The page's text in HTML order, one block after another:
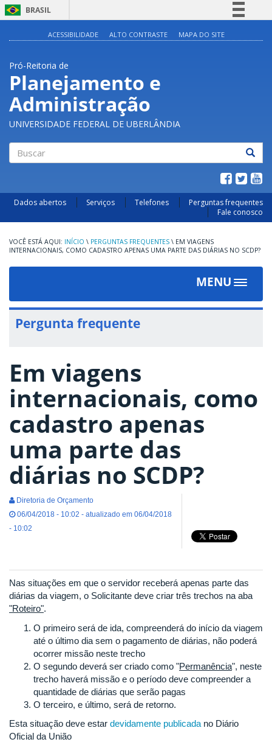
BRASIL
Acesso à informação
ACESSIBILIDADE ALTO CONTRASTE MAPA DO SITE
Pró-Reitoria de
Planejamento e
Administração
UNIVERSIDADE FEDERAL DE UBERLÂNDIA
Dados abertos Serviços Telefones
Perguntas frequentes
Fale conosco
INÍCIO \ PERGUNTAS FREQUENTES \ EM VIAGENS
INTERNACIONAIS, COMO CADASTRO APENAS UMA PARTE DAS DIÁRIAS NO SCDP?
MENU
Toggle
Pergunta frequente
Em viagens
internacionais, como
cadastro apenas
uma parte das
diárias no SCDP?
Diretoria de Orçamento
06/04/2018 - 10:02 - atualizado em 06/04/2018
- 10:02
Nas situações em que o servidor receberá apenas parte das
diárias da viagem, o Solicitante deve criar três trechos na aba
"Roteiro".
O primeiro será de ida, compreenderá do início da viagem
até o último dia sem o pagamento de diárias, não poderá
ocorrer missão neste trecho
O segundo deverá ser criado como "Permanência", neste
trecho haverá missão e o período deve compreender a
quantidade de diárias que serão pagas
O terceiro, e último, será de retorno.
Esta situação deve estar devidamente publicada no Diário
Oficial da União